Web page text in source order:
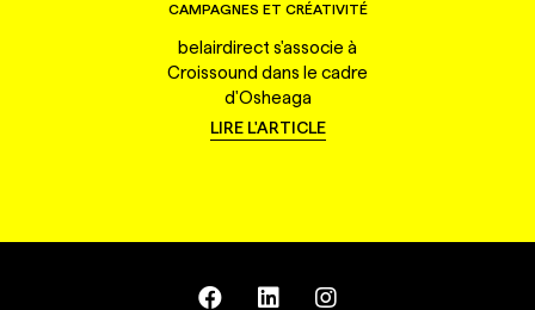
CAMPAGNES ET CRÉATIVITÉ
belairdirect s'associe à
Croissound dans le cadre
d'Osheaga
LIRE L'ARTICLE